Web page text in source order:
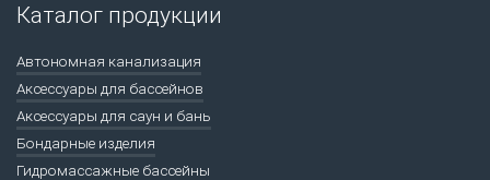
Каталог продукции
Автономная канализация
Аксессуары для бассейнов
Аксессуары для саун и бань
Бондарные изделия
Гидромассажные бассейны